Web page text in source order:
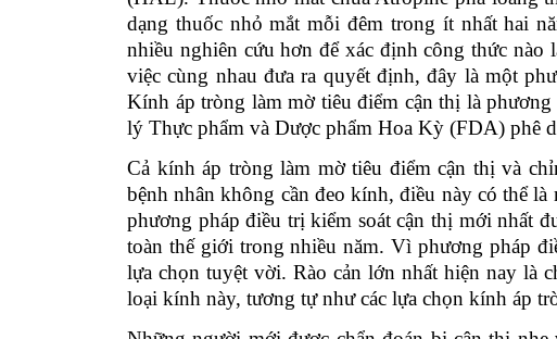
dạng thuốc nhỏ mắt mỗi đêm trong ít nhất hai
nhiều nghiên cứu hơn để xác định công thức
việc cùng nhau đưa ra quyết định, đây là một
Kính áp tròng làm mờ tiêu điểm cận thị là
lý Thực phẩm và Dược phẩm Hoa Kỳ (FDA) phê
Cả kính áp tròng làm mờ tiêu điểm cận thị và
bệnh nhân không cần đeo kính, điều này có thể
phương pháp điều trị kiểm soát cận thị mới nhất
toàn thế giới trong nhiều năm. Vì phương pháp
lựa chọn tuyệt vời. Rào cản lớn nhất hiện nay là
loại kính này, tương tự như các lựa chọn kính áp